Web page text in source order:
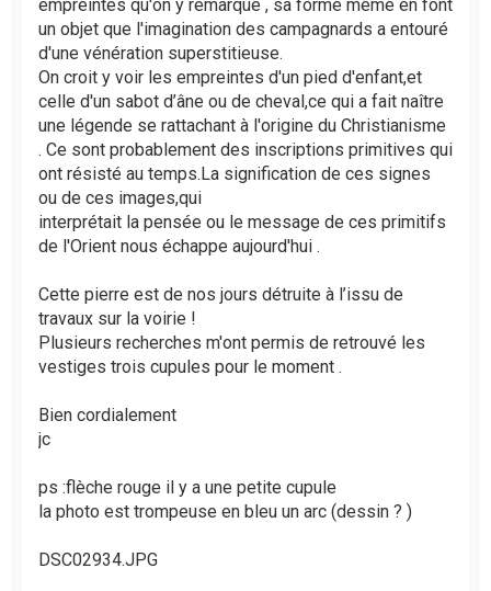
empreintes qu'on y remarque , sa forme même en font
un objet que l'imagination des campagnards a entouré
d'une vénération superstitieuse.
On croit y voir les empreintes d'un pied d'enfant,et
celle d'un sabot d’âne ou de cheval,ce qui a fait naître
une légende se rattachant à l'origine du Christianisme
. Ce sont probablement des inscriptions primitives qui
ont résisté au temps.La signification de ces signes
ou de ces images,qui
interprétait la pensée ou le message de ces primitifs
de l'Orient nous échappe aujourd'hui .
Cette pierre est de nos jours détruite à l’issu de
travaux sur la voirie !
Plusieurs recherches m'ont permis de retrouvé les
vestiges trois cupules pour le moment .
Bien cordialement
jc
ps :flèche rouge il y a une petite cupule
la photo est trompeuse en bleu un arc (dessin ? )
DSC02934.JPG